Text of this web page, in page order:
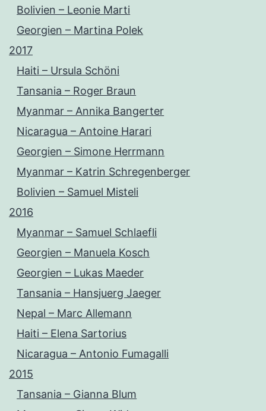
Bolivien – Leonie Marti
Georgien – Martina Polek
2017
Haiti – Ursula Schöni
Tansania – Roger Braun
Myanmar – Annika Bangerter
Nicaragua – Antoine Harari
Georgien – Simone Herrmann
Myanmar – Katrin Schregenberger
Bolivien – Samuel Misteli
2016
Myanmar – Samuel Schlaefli
Georgien – Manuela Kosch
Georgien – Lukas Maeder
Tansania – Hansjuerg Jaeger
Nepal – Marc Allemann
Haiti – Elena Sartorius
Nicaragua – Antonio Fumagalli
2015
Tansania – Gianna Blum